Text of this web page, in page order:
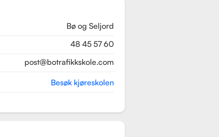
Bø og Seljord
48 45 57 60
post@botrafikkskole.com
Besøk kjøreskolen